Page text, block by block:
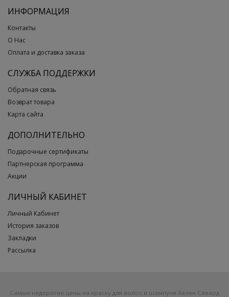
ИНФОРМАЦИЯ
Контакты
О Нас
Оплата и доставка заказа
СЛУЖБА ПОДДЕРЖКИ
Обратная связь
Возврат товара
Карта сайта
ДОПОЛНИТЕЛЬНО
Подарочные сертификаты
Партнерская программа
Акции
ЛИЧНЫЙ КАБИНЕТ
Личный Кабинет
История заказов
Закладки
Рассылка
Самые недорогие цены на краску для волос и шампуни Хелен Севард